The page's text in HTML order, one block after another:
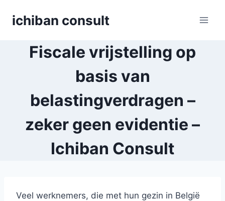
ichiban consult
Fiscale vrijstelling op
basis van
belastingverdragen –
zeker geen evidentie –
Ichiban Consult
Veel werknemers, die met hun gezin in België